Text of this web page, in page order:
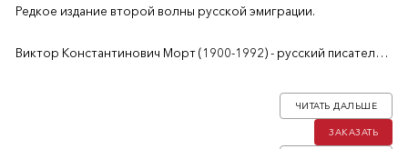
Редкое издание второй волны русской эмиграции.
Виктор Константинович Морт (1900-1992) - русский писатель-
жил в Киеве, где начал писать юмористические рассказы. В
Киеве работал инженером на обувной фабрике. С 1941 года —
в немецкой оккупации. В 1943 году эвакуировался на Запад
ЗАКАЗАТЬ
ЧИТАТЬ ДАЛЬШЕ